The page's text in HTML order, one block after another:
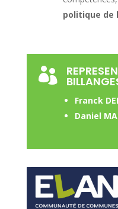
politique de

Franck
Daniel